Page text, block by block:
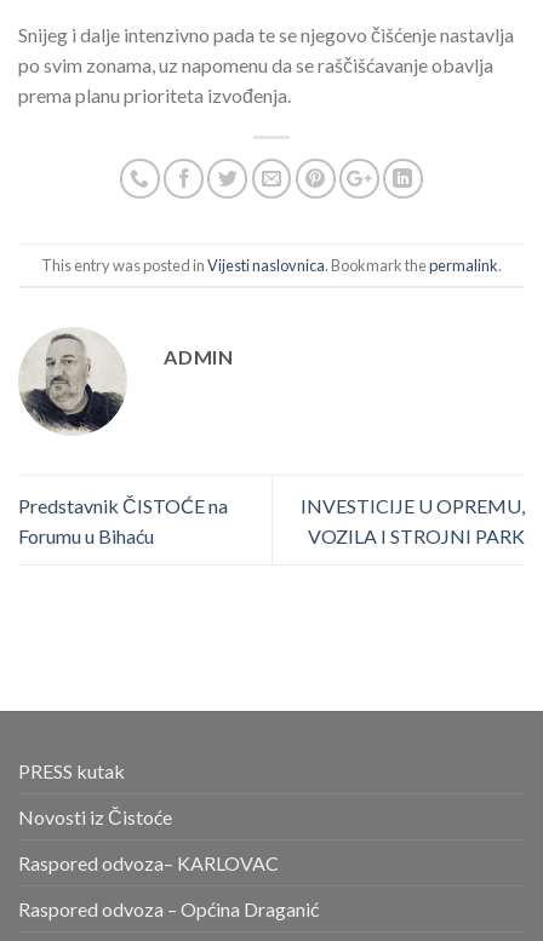
Snijeg i dalje intenzivno pada te se njegovo čišćenje nastavlja
po svim zonama, uz napomenu da se raščišćavanje obavlja
prema planu prioriteta izvođenja.
This entry was posted inVijesti naslovnica. Bookmark thepermalink.
ADMIN
Predstavnik ČISTOĆE na
Forumu u Bihaću
INVESTICIJE U OPREMU,
VOZILA I STROJNI PARK
PRESS kutak
Novosti iz Čistoće
Raspored odvoza– KARLOVAC
Raspored odvoza – Općina Draganić